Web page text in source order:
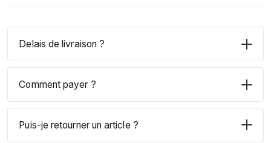
Delais de livraison ?
Comment payer ?
Puis-je retourner un article ?